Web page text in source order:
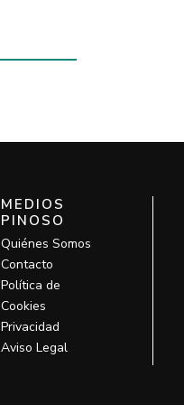
MEDIOS
PINOSO
Quiénes Somos
Contacto
Política de
Cookies
Privacidad
Aviso Legal